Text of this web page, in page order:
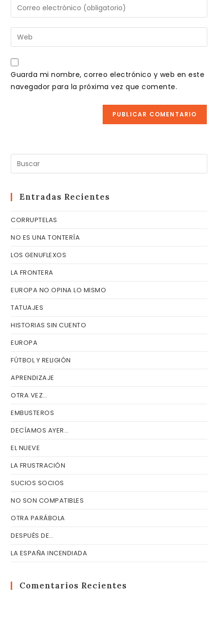
de
usuario
para
comentar
Introduce
tu
dirección
de
electrónico
para
comentar
Introduce
la
URL
de
Guarda mi nombre, correo electrónico y web en este
navegador para la próxima vez que comente.
Entradas Recientes
CORRUPTELAS
NO ES UNA TONTERÍA
LOS GENUFLEXOS
LA FRONTERA
EUROPA NO OPINA LO MISMO
TATUAJES
HISTORIAS SIN CUENTO
EUROPA
FÚTBOL Y RELIGIÓN
APRENDIZAJE
OTRA VEZ…
EMBUSTEROS
DECÍAMOS AYER…
EL NUEVE
LA FRUSTRACIÓN
SUCIOS SOCIOS
NO SON COMPATIBLES
OTRA PARÁBOLA
DESPUÉS DE…
LA ESPAÑA INCENDIADA
Comentarios Recientes